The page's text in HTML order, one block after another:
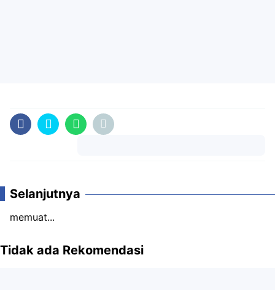
Selanjutnya
memuat...
Tidak ada Rekomendasi